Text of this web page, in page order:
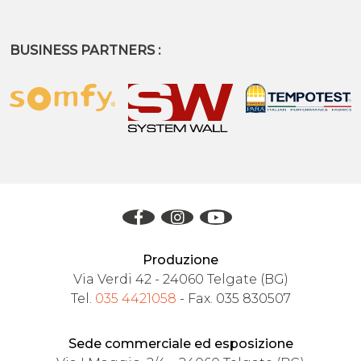
BUSINESS PARTNERS :
Produzione
Via Verdi 42 - 24060 Telgate (BG)
Tel. 035 4421058 - Fax. 035 830507
Sede commerciale ed esposizione